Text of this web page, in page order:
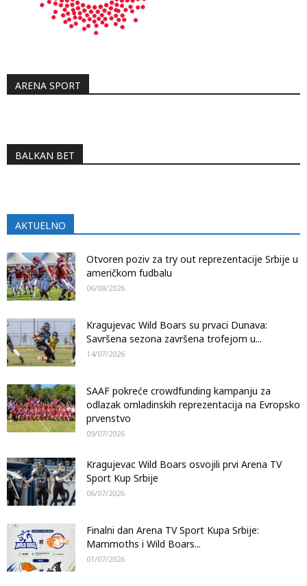
ARENA SPORT
BALKAN BET
AKTUELNO
Otvoren poziv za try out reprezentacije Srbije u
američkom fudbalu
06/08/2026
Kragujevac Wild Boars su prvaci Dunava:
Savršena sezona završena trofejom u...
14/07/2026
SAAF pokreće crowdfunding kampanju za
odlazak omladinskih reprezentacija na Evropsko
prvenstvo
09/07/2026
Kragujevac Wild Boars osvojili prvi Arena TV
Sport Kup Srbije
06/07/2026
Finalni dan Arena TV Sport Kupa Srbije:
Mammoths i Wild Boars...
01/07/2026